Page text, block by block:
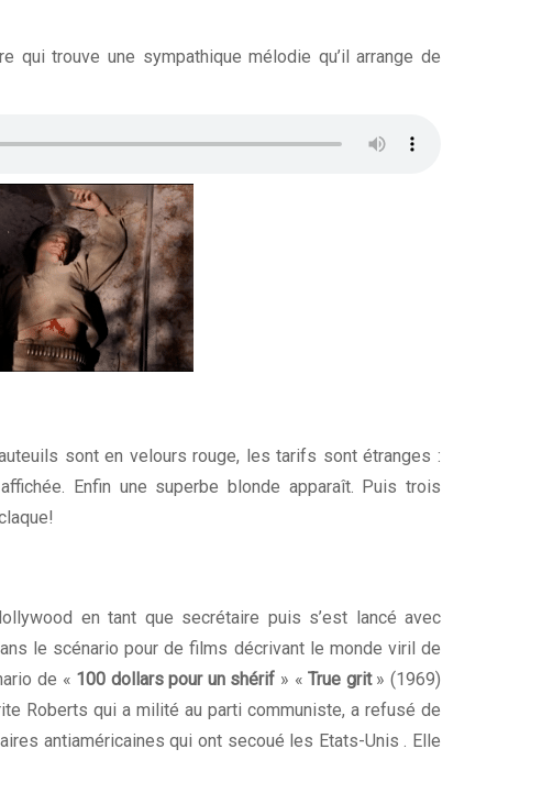
qui trouve une sympathique mélodie qu’il arrange de
sont en velours rouge, les tarifs sont étranges :
Enfin une superbe blonde apparaît. Puis trois
en tant que secrétaire puis s’est lancé avec
le scénario pour de films décrivant le monde viril de
de « 100 dollars pour un shérif » «True grit» (1969)
Roberts qui a milité au parti communiste, a refusé de
antiaméricaines qui ont secoué les Etats-Unis . Elle